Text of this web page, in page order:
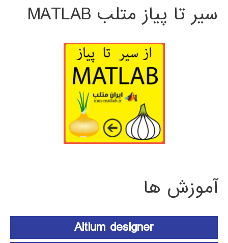
سیر تا پیاز متلب MATLAB
آموزش ها
Altium designer